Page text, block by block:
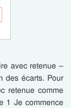
avec retenue –
des écarts. Pour
retenue comme
1 Je commence